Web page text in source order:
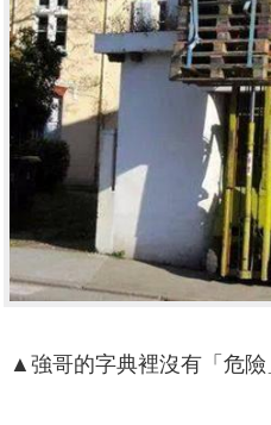
▲強哥的字典裡沒有「危險